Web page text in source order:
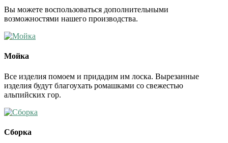
Вы можете воспользоваться дополнительными
возможностями нашего производства.
Мойка
Все изделия помоем и придадим им лоска. Вырезанные
изделия будут благоухать ромашками со свежестью
альпийских гор.
Сборка